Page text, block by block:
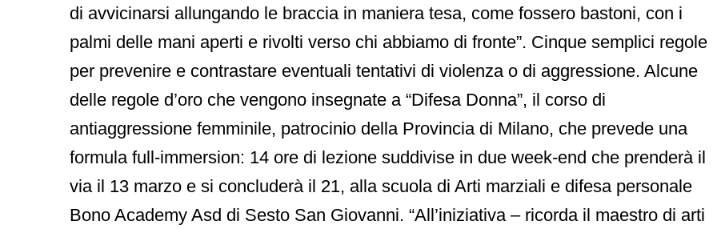
di avvicinarsi allungando le braccia in maniera tesa, come fossero bastoni, con i
palmi delle mani aperti e rivolti verso chi abbiamo di fronte”. Cinque semplici regole
per prevenire e contrastare eventuali tentativi di violenza o di aggressione. Alcune
delle regole d’oro che vengono insegnate a “Difesa Donna”, il corso di
antiaggressione femminile, patrocinio della Provincia di Milano, che prevede una
formula full-immersion: 14 ore di lezione suddivise in due week-end che prenderà il
via il 13 marzo e si concluderà il 21, alla scuola di Arti marziali e difesa personale
Bono Academy Asd di Sesto San Giovanni. “All’iniziativa – ricorda il maestro di arti